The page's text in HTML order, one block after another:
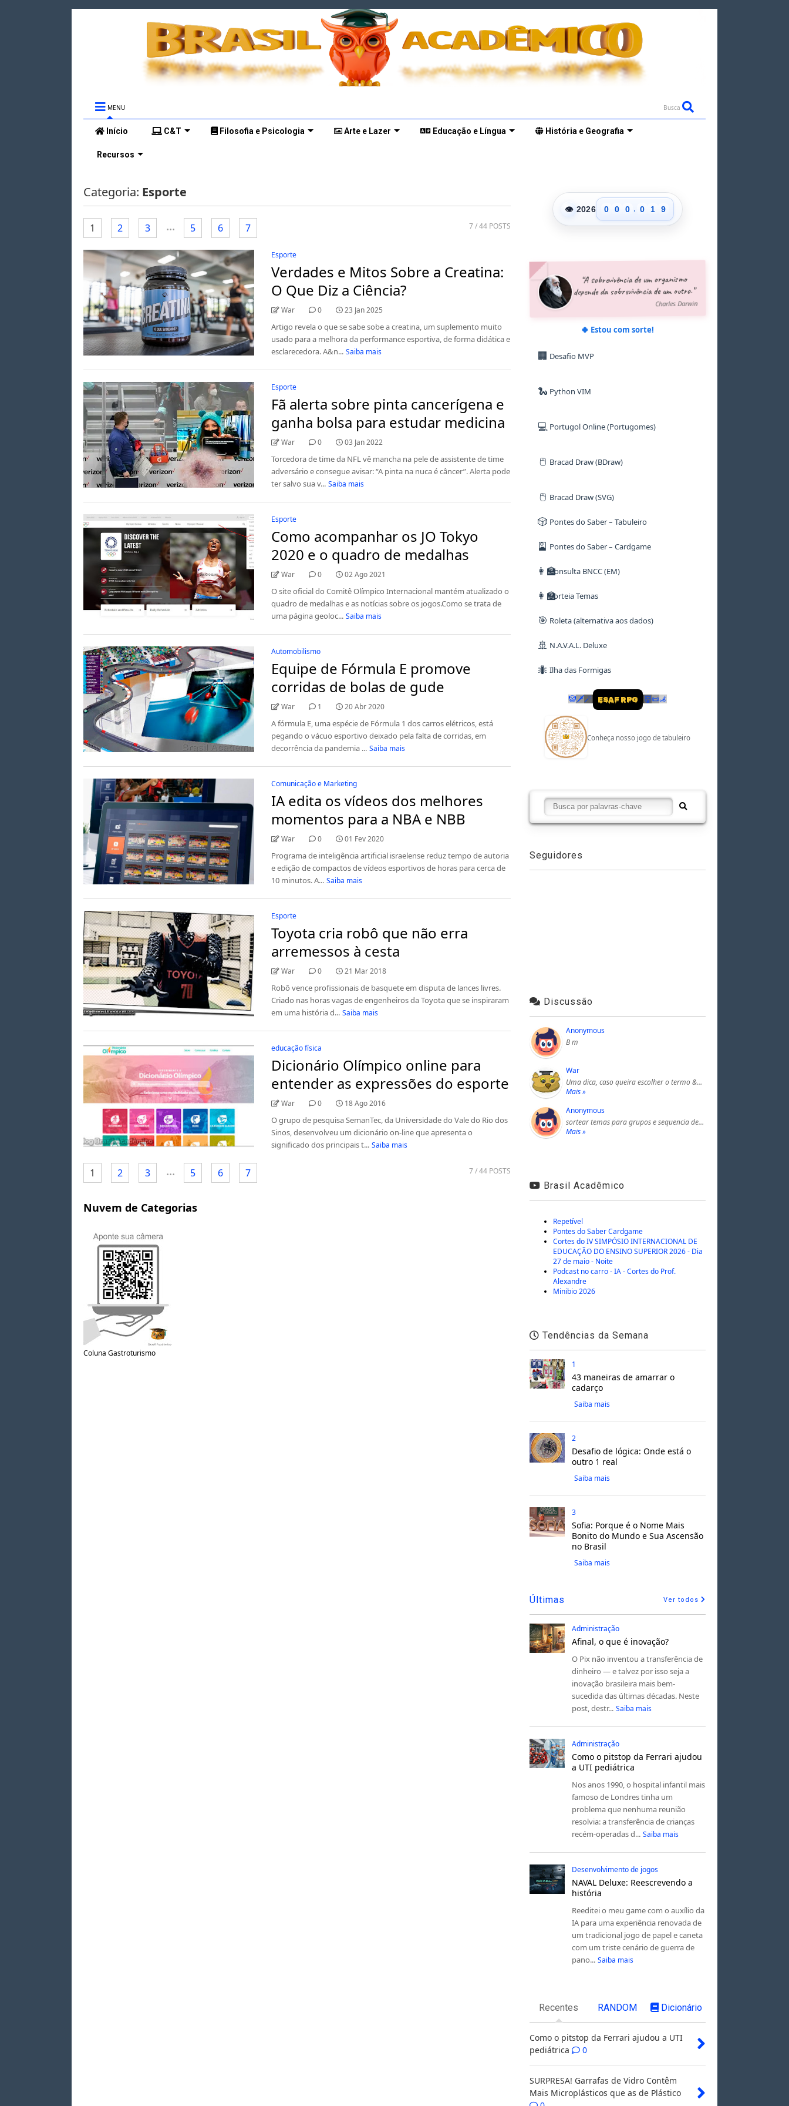
MENU Busca
Início C&T Filosofia e Psicologia Arte e Lazer Educação e Língua História e Geografia
Recursos
Categoria: Esporte
1 2 3 ... 5 6 7 7/ 44 POSTS
Esporte
Verdades e Mitos Sobre a Creatina:
O Que Diz a Ciência?
War 0 23 Jan 2025
Artigo revela o que se sabe sobe a creatina, um suplemento muito
usado para a melhora da performance esportiva, de forma didática e
esclarecedora. A&n... Saiba mais
Esporte
Fã alerta sobre pinta cancerígena e
ganha bolsa para estudar medicina
War 0 03 Jan 2022
Torcedora de time da NFL vê mancha na pele de assistente de time
adversário e consegue avisar: “A pinta na nuca é câncer”. Alerta pode
ter salvo sua v... Saiba mais
Esporte
Como acompanhar os JO Tokyo
2020 e o quadro de medalhas
War 0 02 Ago 2021
O site oficial do Comitê Olímpico Internacional mantém atualizado o
quadro de medalhas e as notícias sobre os jogos.Como se trata de
uma página geoloc... Saiba mais
Automobilismo
Equipe de Fórmula E promove
corridas de bolas de gude
War 1 20 Abr 2020
A fórmula E, uma espécie de Fórmula 1 dos carros elétricos, está
pegando o vácuo esportivo deixado pela falta de corridas, em
decorrência da pandemia ... Saiba mais
Comunicação e Marketing
IA edita os vídeos dos melhores
momentos para a NBA e NBB
War 0 01 Fev 2020
Programa de inteligência artificial israelense reduz tempo de autoria
e edição de compactos de vídeos esportivos de horas para cerca de
10 minutos. A... Saiba mais
Esporte
Toyota cria robô que não erra
arremessos à cesta
War 0 21 Mar 2018
Robô vence profissionais de basquete em disputa de lances livres.
Criado nas horas vagas de engenheiros da Toyota que se inspiraram
em uma história d... Saiba mais
educação física
Dicionário Olímpico online para
entender as expressões do esporte
War 0 18 Ago 2016
O grupo de pesquisa SemanTec, da Universidade do Vale do Rio dos
Sinos, desenvolveu um dicionário on-line que apresenta o
significado dos principais t... Saiba mais
1 2 3 ... 5 6 7 7/ 44 POSTS
Nuvem de Categorias
Coluna Gastroturismo
👁 2026
0
1
6
7
0
1
6
7
0
1
6
7
. 0
1
6
7
0
1
2
7
8
0
8
9
“A sobrevivência de um organismo
depende da sobrevivência de um outro.”
Charles Darwin
🍀 Estou com sorte!
🏢 Desafio MVP
🐍 Python VIM
💻 Portugol Online (Portugomes)
🖱️ Bracad Draw (BDraw)
🖱️ Bracad Draw (SVG)
🎲 Pontes do Saber – Tabuleiro
🎴 Pontes do Saber – Cardgame
👩‍🏫Consulta BNCC (EM)
👩‍🏫Sorteia Temas
🎯 Roleta (alternativa aos dados)
🚢 N.A.V.A.L. Deluxe
🐜 Ilha das Formigas
🤡🗡🪄 ESAF RPG 👹📜🦼
Conheça nosso jogo de tabuleiro
Seguidores
Discussão
Anonymous
B m
War
Uma dica, caso queira escolher o termo &…
Mais »
Anonymous
sortear temas para grupos e sequencia de…
Mais »
Brasil Acadêmico
Repetível
Pontes do Saber Cardgame
Cortes do IV SIMPÓSIO INTERNACIONAL DE
EDUCAÇÃO DO ENSINO SUPERIOR 2026 - Dia
27 de maio - Noite
Podcast no carro - IA - Cortes do Prof.
Alexandre
Minibio 2026
Tendências da Semana
1
43 maneiras de amarrar o
cadarço
Saiba mais
2
Desafio de lógica: Onde está o
outro 1 real
Saiba mais
3
Sofia: Porque é o Nome Mais
Bonito do Mundo e Sua Ascensão
no Brasil
Saiba mais
Últimas Ver todos
Administração
Afinal, o que é inovação?
O Pix não inventou a transferência de
dinheiro — e talvez por isso seja a
inovação brasileira mais bem-
sucedida das últimas décadas. Neste
post, destr... Saiba mais
Administração
Como o pitstop da Ferrari ajudou
a UTI pediátrica
Nos anos 1990, o hospital infantil mais
famoso de Londres tinha um
problema que nenhuma reunião
resolvia: a transferência de crianças
recém-operadas d... Saiba mais
Desenvolvimento de jogos
NAVAL Deluxe: Reescrevendo a
história
Reeditei o meu game com o auxílio da
IA para uma experiência renovada de
um tradicional jogo de papel e caneta
com um triste cenário de guerra de
pano... Saiba mais
Recentes RANDOM Dicionário
Como o pitstop da Ferrari ajudou a UTI
pediátrica
0
SURPRESA! Garrafas de Vidro Contêm
Mais Microplásticos que as de Plástico